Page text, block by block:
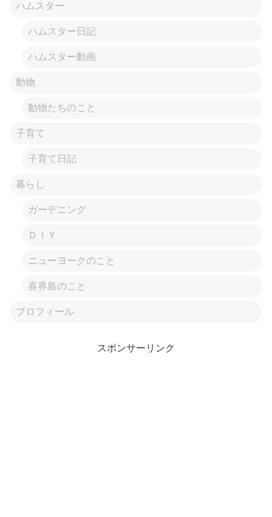
ハムスター
ハムスター日記
ハムスター動画
動物
動物たちのこと
子育て
子育て日記
暮らし
ガーデニング
ＤＩＹ
ニューヨークのこと
喜界島のこと
プロフィール
スポンサーリンク